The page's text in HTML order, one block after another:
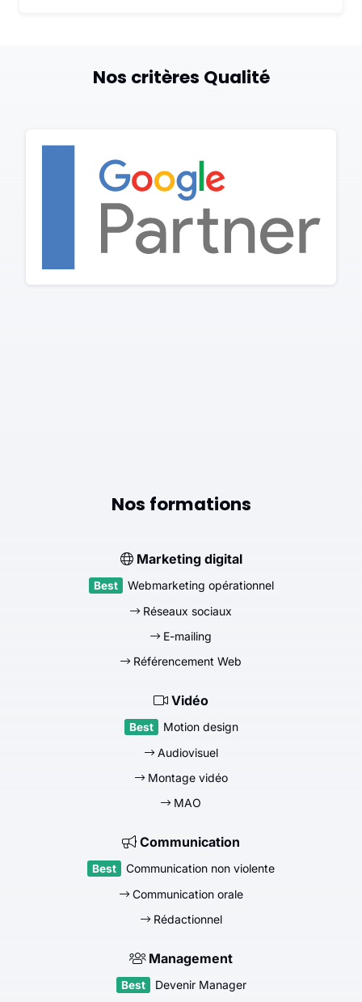
Nos critères Qualité
Nos formations
Marketing digital
Webmarketing opérationnel
Réseaux sociaux
E-mailing
Référencement Web
Vidéo
Motion design
Audiovisuel
Montage vidéo
MAO
Communication
Communication non violente
Communication orale
Rédactionnel
Management
Devenir Manager